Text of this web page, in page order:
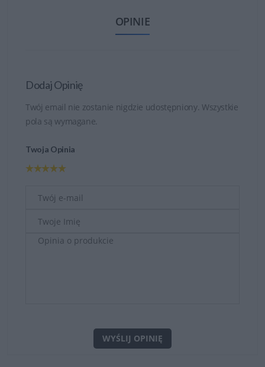
OPINIE
Dodaj Opinię
Twój email nie zostanie nigdzie udostępniony. Wszystkie
pola są wymagane.
Twoja Opinia
WYŚLIJ OPINIĘ